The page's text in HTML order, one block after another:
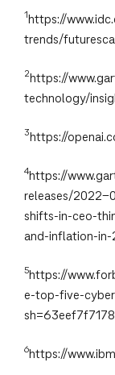
1 https://
trends/
2 https://
technology/
3 https://
4https://
releases/2022-
shifts-in-ceo-
and-inflation-in-
5https://
e-top-five-
6https://